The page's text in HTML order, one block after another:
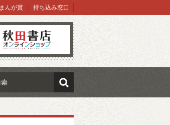
ンショップ
まんが賞 持ち込み窓口
検索